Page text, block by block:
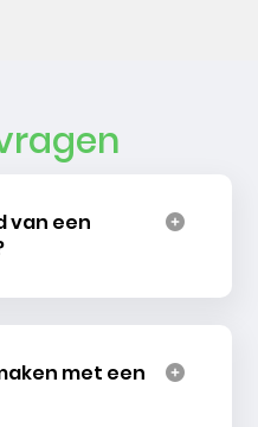
van een
met een